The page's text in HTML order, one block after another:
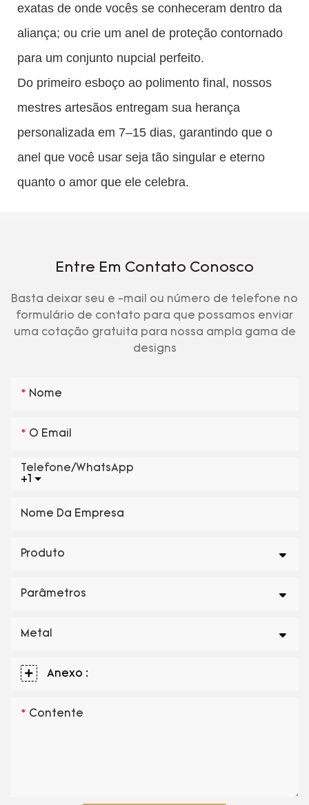
exatas de onde vocês se conheceram dentro da
aliança; ou crie um anel de proteção contornado
para um conjunto nupcial perfeito.
Do primeiro esboço ao polimento final, nossos
mestres artesãos entregam sua herança
personalizada em 7–15 dias, garantindo que o
anel que você usar seja tão singular e eterno
quanto o amor que ele celebra.
Entre Em Contato Conosco
Basta deixar seu e -mail ou número de telefone no
formulário de contato para que possamos enviar
uma cotação gratuita para nossa ampla gama de
designs
Nome
O Email
+1
Telefone/WhatsApp
Nome Da Empresa
Produto
Parâmetros
Metal
Anexo :
Contente